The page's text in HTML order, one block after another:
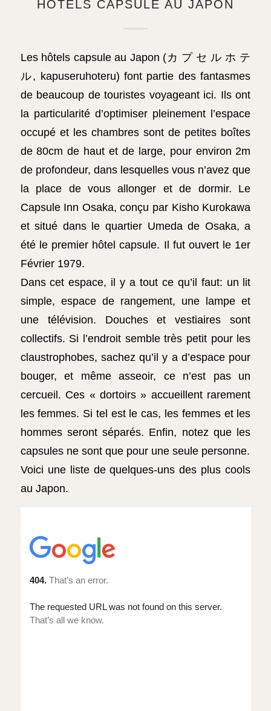
HÔTELS CAPSULE AU JAPON
Les hôtels capsule au Japon (カ プ セ ル ホ テ
ル, kapuseruhoteru) font partie des fantasmes
de beaucoup de touristes voyageant ici. Ils ont
la particularité d’optimiser pleinement l’espace
occupé et les chambres sont de petites boîtes
de 80cm de haut et de large, pour environ 2m
de profondeur, dans lesquelles vous n’avez que
la place de vous allonger et de dormir. Le
Capsule Inn Osaka, conçu par Kisho Kurokawa
et situé dans le quartier Umeda de Osaka, a
été le premier hôtel capsule. Il fut ouvert le 1er
Février 1979.
Dans cet espace, il y a tout ce qu’il faut: un lit
simple, espace de rangement, une lampe et
une télévision. Douches et vestiaires sont
collectifs. Si l’endroit semble très petit pour les
claustrophobes, sachez qu’il y a d’espace pour
bouger, et même asseoir, ce n’est pas un
cercueil. Ces « dortoirs » accueillent rarement
les femmes. Si tel est le cas, les femmes et les
hommes seront séparés. Enfin, notez que les
capsules ne sont que pour une seule personne.
Voici une liste de quelques-uns des plus cools
au Japon.